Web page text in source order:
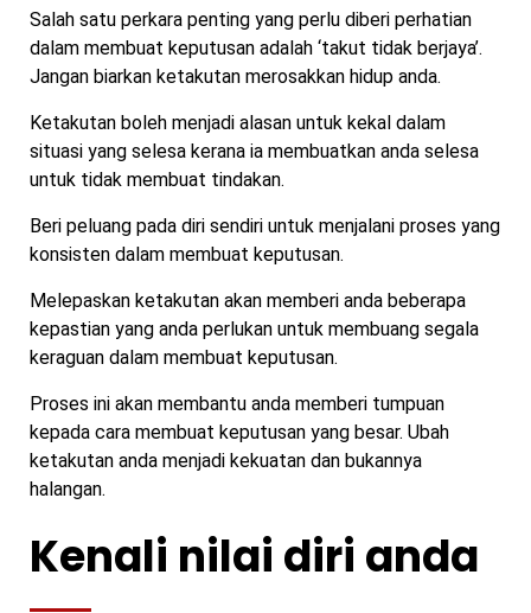
Salah satu perkara penting yang perlu diberi perhatian
dalam membuat keputusan adalah ‘takut tidak berjaya’.
Jangan biarkan ketakutan merosakkan hidup anda.
Ketakutan boleh menjadi alasan untuk kekal dalam
situasi yang selesa kerana ia membuatkan anda selesa
untuk tidak membuat tindakan.
Beri peluang pada diri sendiri untuk menjalani proses yang
konsisten dalam membuat keputusan.
Melepaskan ketakutan akan memberi anda beberapa
kepastian yang anda perlukan untuk membuang segala
keraguan dalam membuat keputusan.
Proses ini akan membantu anda memberi tumpuan
kepada cara membuat keputusan yang besar. Ubah
ketakutan anda menjadi kekuatan dan bukannya
halangan.
Kenali nilai diri anda